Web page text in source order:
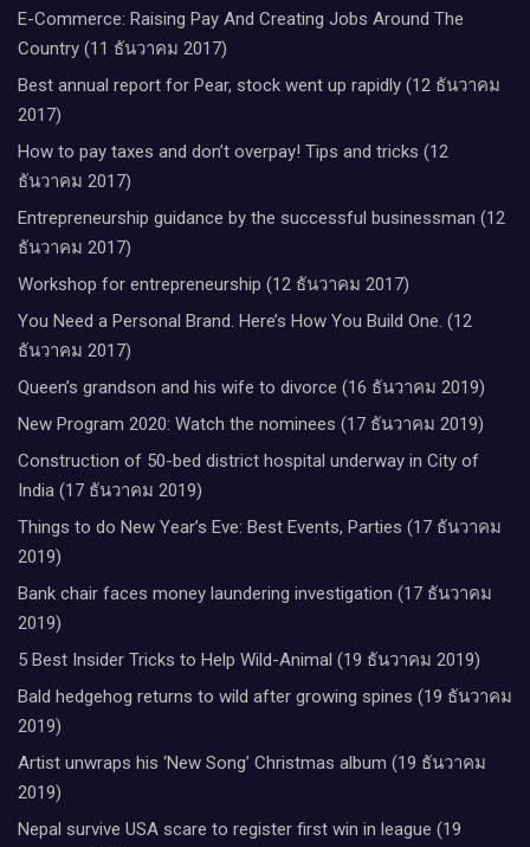
E-Commerce: Raising Pay And Creating Jobs Around The
Country (11 ธันวาคม 2017)
Best annual report for Pear, stock went up rapidly (12 ธันวาคม
2017)
How to pay taxes and don’t overpay! Tips and tricks (12
ธันวาคม 2017)
Entrepreneurship guidance by the successful businessman (12
ธันวาคม 2017)
Workshop for entrepreneurship (12 ธันวาคม 2017)
You Need a Personal Brand. Here’s How You Build One. (12
ธันวาคม 2017)
Queen’s grandson and his wife to divorce (16 ธันวาคม 2019)
New Program 2020: Watch the nominees (17 ธันวาคม 2019)
Construction of 50-bed district hospital underway in City of
India (17 ธันวาคม 2019)
Things to do New Year’s Eve: Best Events, Parties (17 ธันวาคม
2019)
Bank chair faces money laundering investigation (17 ธันวาคม
2019)
5 Best Insider Tricks to Help Wild-Animal (19 ธันวาคม 2019)
Bald hedgehog returns to wild after growing spines (19 ธันวาคม
2019)
Artist unwraps his ‘New Song’ Christmas album (19 ธันวาคม
2019)
Nepal survive USA scare to register first win in league (19